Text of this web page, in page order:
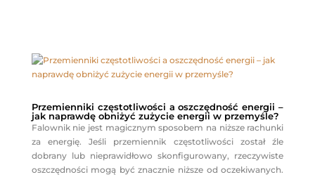
Przemienniki częstotliwości a oszczędność energii –
jak naprawdę obniżyć zużycie energii w przemyśle?
Falownik nie jest magicznym sposobem na niższe rachunki
za energię. Jeśli przemiennik częstotliwości został źle
dobrany lub nieprawidłowo skonfigurowany, rzeczywiste
oszczędności mogą być znacznie niższe od oczekiwanych.